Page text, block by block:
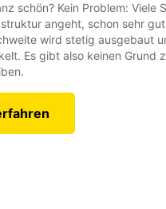
schön? Kein Problem: Viele
angeht, schon sehr
wird stetig ausgebaut
Es gibt also keinen Grund